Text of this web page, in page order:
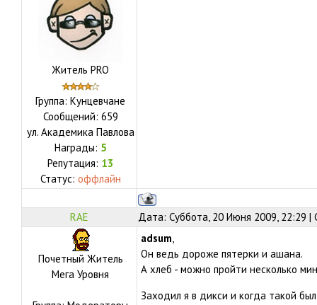
Житель PRO
Группа: Кунцевчане
Сообщений: 659
ул. Академика Павлова
Награды: 5
Репутация: 13
Статус: оффлайн
RAE Дата: Суббота, 20 Июня 2009, 22:29
Почетный Житель
Мега Уровня
adsum,
Он ведь дороже пятерки и ашана.
А хлеб - можно пройти несколько
Заходил я в дикси и когда такой